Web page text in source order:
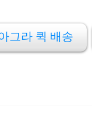
그라 퀵 배송